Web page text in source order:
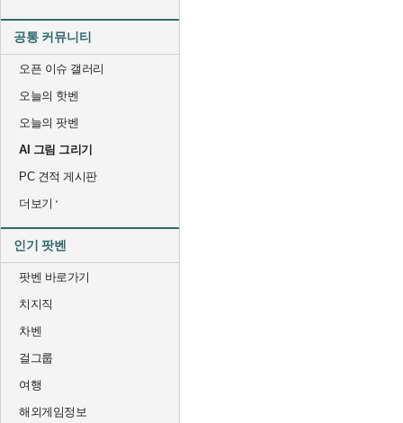
공통 커뮤니티
오픈 이슈 갤러리
오늘의 핫벤
오늘의 팟벤
AI 그림 그리기
PC 견적 게시판
더보기
인기 팟벤
팟벤 바로가기
치지직
차벤
걸그룹
여행
해외게임정보